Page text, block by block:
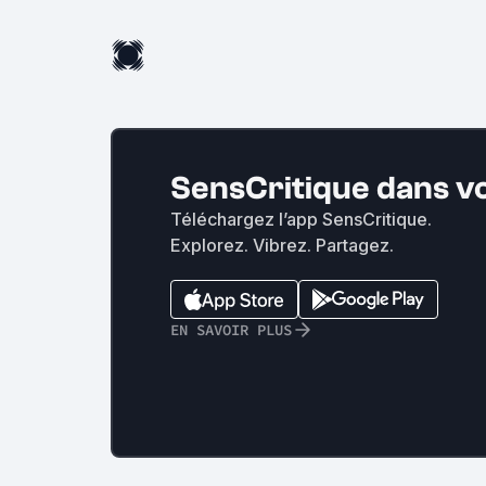
SensCritique dans
Téléchargez l’app SensCritique.
Explorez. Vibrez. Partagez.
EN SAVOIR PLUS